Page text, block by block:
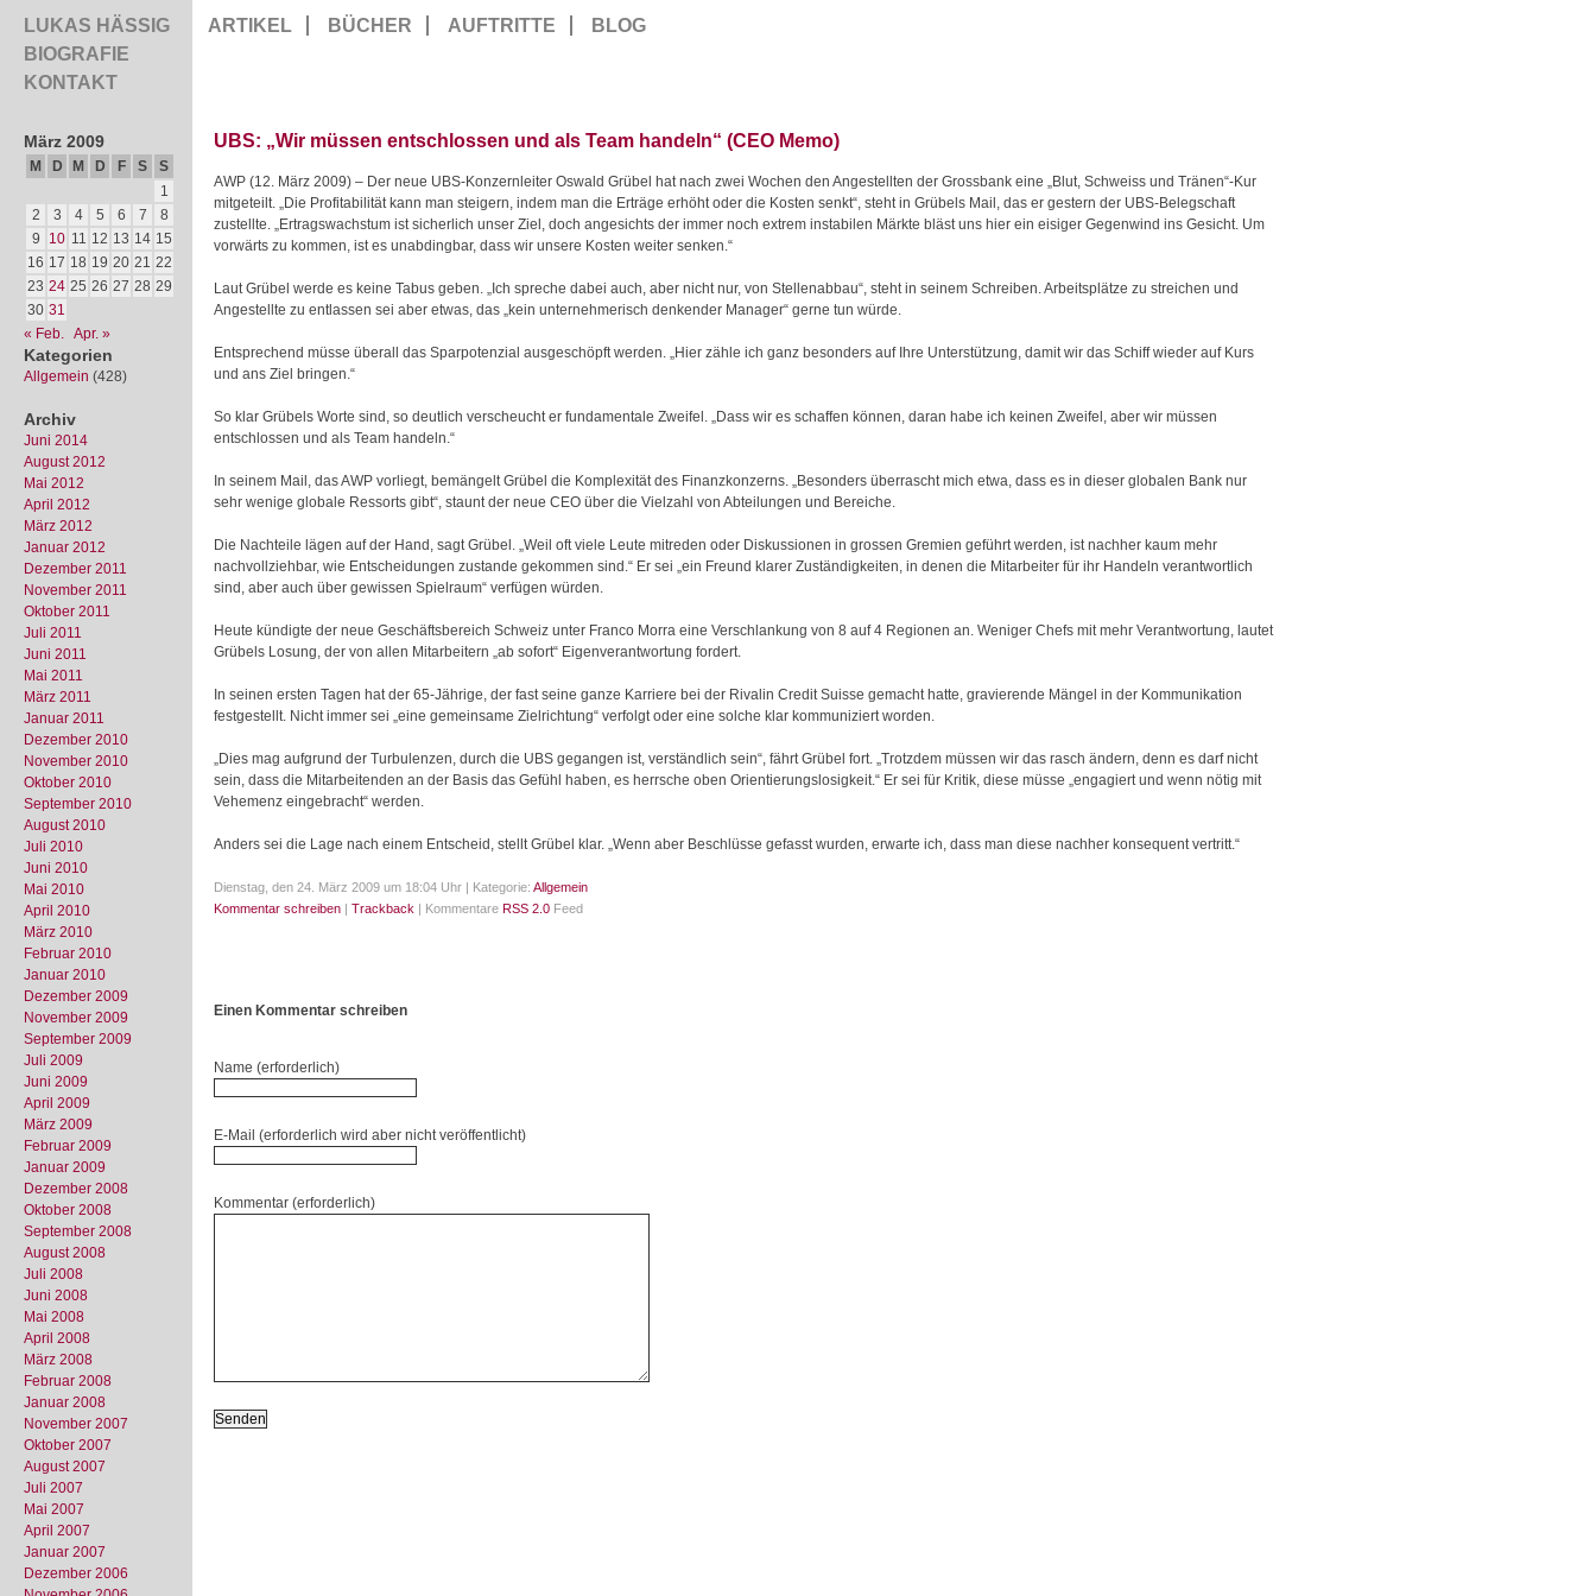
LUKAS HÄSSIG
BIOGRAFIE
KONTAKT
ARTIKEL BÜCHER AUFTRITTE BLOG
März 2009
M D M D F S
S
1
2
3 4 5 6 7
8
9
10 11 12 13 14 15
16 17 18 19 20 21 22
23 24 25 26 27 28 29
30 31
« Feb. Apr. »
Kategorien
Allgemein (428)
Archiv
Juni 2014
August 2012
Mai 2012
April 2012
März 2012
Januar 2012
Dezember 2011
November 2011
Oktober 2011
Juli 2011
Juni 2011
Mai 2011
März 2011
Januar 2011
Dezember 2010
November 2010
Oktober 2010
September 2010
August 2010
Juli 2010
Juni 2010
Mai 2010
April 2010
März 2010
Februar 2010
Januar 2010
Dezember 2009
November 2009
September 2009
Juli 2009
Juni 2009
April 2009
März 2009
Februar 2009
Januar 2009
Dezember 2008
Oktober 2008
September 2008
August 2008
Juli 2008
Juni 2008
Mai 2008
April 2008
März 2008
Februar 2008
Januar 2008
November 2007
Oktober 2007
August 2007
Juli 2007
Mai 2007
April 2007
Januar 2007
Dezember 2006
UBS: „Wir müssen entschlossen und als Team handeln“ (CEO Memo)
AWP (12. März 2009) – Der neue UBS-Konzernleiter Oswald Grübel hat nach zwei Wochen den Angestellten der Grossbank eine „Blut, Schweiss und Tränen“-Kur
mitgeteilt. „Die Profitabilität kann man steigern, indem man die Erträge erhöht oder die Kosten senkt“, steht in Grübels Mail, das er gestern der UBS-Belegschaft
zustellte. „Ertragswachstum ist sicherlich unser Ziel, doch angesichts der immer noch extrem instabilen Märkte bläst uns hier ein eisiger Gegenwind ins Gesicht. Um
vorwärts zu kommen, ist es unabdingbar, dass wir unsere Kosten weiter senken.“
Laut Grübel werde es keine Tabus geben. „Ich spreche dabei auch, aber nicht nur, von Stellenabbau“, steht in seinem Schreiben. Arbeitsplätze zu streichen und
Angestellte zu entlassen sei aber etwas, das „kein unternehmerisch denkender Manager“ gerne tun würde.
Entsprechend müsse überall das Sparpotenzial ausgeschöpft werden. „Hier zähle ich ganz besonders auf Ihre Unterstützung, damit wir das Schiff wieder auf Kurs
und ans Ziel bringen.“
So klar Grübels Worte sind, so deutlich verscheucht er fundamentale Zweifel. „Dass wir es schaffen können, daran habe ich keinen Zweifel, aber wir müssen
entschlossen und als Team handeln.“
In seinem Mail, das AWP vorliegt, bemängelt Grübel die Komplexität des Finanzkonzerns. „Besonders überrascht mich etwa, dass es in dieser globalen Bank nur
sehr wenige globale Ressorts gibt“, staunt der neue CEO über die Vielzahl von Abteilungen und Bereiche.
Die Nachteile lägen auf der Hand, sagt Grübel. „Weil oft viele Leute mitreden oder Diskussionen in grossen Gremien geführt werden, ist nachher kaum mehr
nachvollziehbar, wie Entscheidungen zustande gekommen sind.“ Er sei „ein Freund klarer Zuständigkeiten, in denen die Mitarbeiter für ihr Handeln verantwortlich
sind, aber auch über gewissen Spielraum“ verfügen würden.
Heute kündigte der neue Geschäftsbereich Schweiz unter Franco Morra eine Verschlankung von 8 auf 4 Regionen an. Weniger Chefs mit mehr Verantwortung, lautet
Grübels Losung, der von allen Mitarbeitern „ab sofort“ Eigenverantwortung fordert.
In seinen ersten Tagen hat der 65-Jährige, der fast seine ganze Karriere bei der Rivalin Credit Suisse gemacht hatte, gravierende Mängel in der Kommunikation
festgestellt. Nicht immer sei „eine gemeinsame Zielrichtung“ verfolgt oder eine solche klar kommuniziert worden.
„Dies mag aufgrund der Turbulenzen, durch die UBS gegangen ist, verständlich sein“, fährt Grübel fort. „Trotzdem müssen wir das rasch ändern, denn es darf nicht
sein, dass die Mitarbeitenden an der Basis das Gefühl haben, es herrsche oben Orientierungslosigkeit.“ Er sei für Kritik, diese müsse „engagiert und wenn nötig mit
Vehemenz eingebracht“ werden.
Anders sei die Lage nach einem Entscheid, stellt Grübel klar. „Wenn aber Beschlüsse gefasst wurden, erwarte ich, dass man diese nachher konsequent vertritt.“
Dienstag, den 24. März 2009 um 18:04 Uhr | Kategorie: Allgemein
Kommentar schreiben | Trackback | Kommentare RSS 2.0 Feed
Einen Kommentar schreiben
Name (erforderlich)
E-Mail (erforderlich wird aber nicht veröffentlicht)
Kommentar (erforderlich)